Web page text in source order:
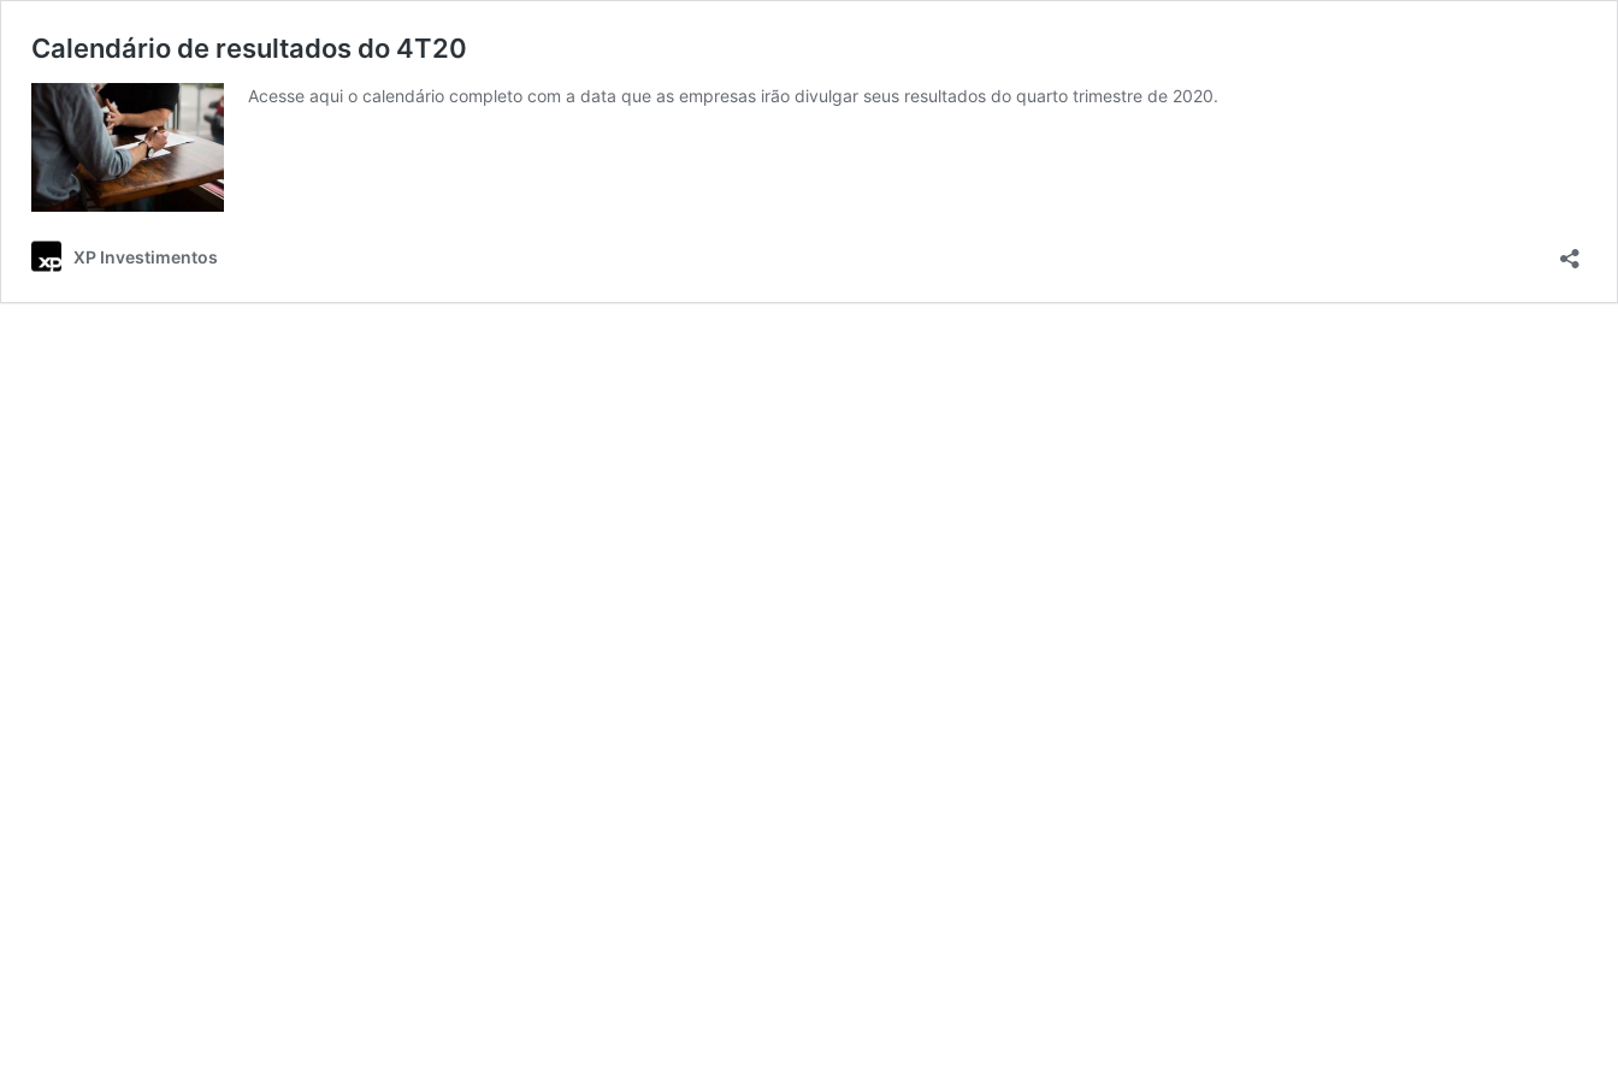
Calendário de resultados do 4T20
Acesse aqui o calendário completo com a data que as empresas irão divulgar seus resultados do quarto trimestre de 2020.
XP Investimentos